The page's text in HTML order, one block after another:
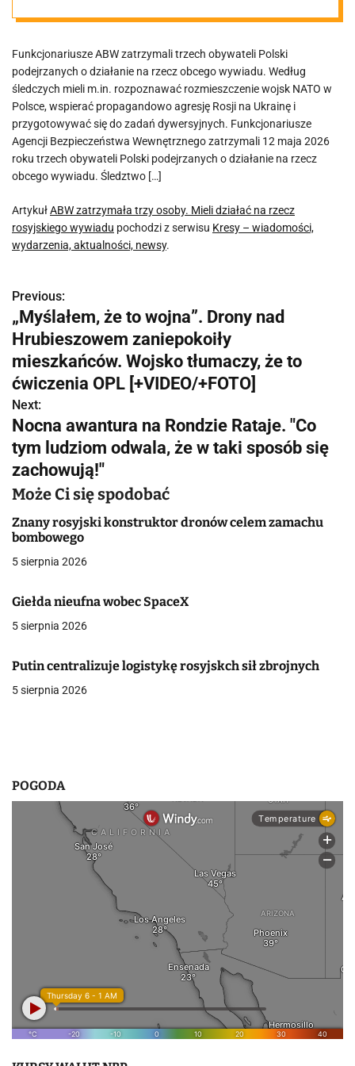
rosyjskiego
wywiadu
Funkcjonariusze ABW zatrzymali trzech obywateli Polski
podejrzanych o działanie na rzecz obcego wywiadu. Według
śledczych mieli m.in. rozpoznawać rozmieszczenie wojsk NATO w
Polsce, wspierać propagandowo agresję Rosji na Ukrainę i
przygotowywać się do zadań dywersyjnych. Funkcjonariusze
Agencji Bezpieczeństwa Wewnętrznego zatrzymali 12 maja 2026
roku trzech obywateli Polski podejrzanych o działanie na rzecz
obcego wywiadu. Śledztwo […]
ArtykułABW zatrzymała trzy osoby. Mieli działać na rzecz
rosyjskiego wywiadu pochodzi z serwisu Kresy – wiadomości,
wydarzenia, aktualności, newsy.
N
a
w
i
g
a
c
j
a
w
p
i
s
u
Previous:
„Myślałem, że to wojna”. Drony nad
Hrubieszowem zaniepokoiły
mieszkańców. Wojsko tłumaczy, że to
ćwiczenia OPL [+VIDEO/+FOTO]
Next:
Nocna awantura na Rondzie Rataje. "Co
tym ludziom odwala, że w taki sposób się
zachowują!"
Może Ci się spodobać
Znany rosyjski konstruktor dronów celem zamachu
bombowego
5 sierpnia 2026
Giełda nieufna wobec SpaceX
5 sierpnia 2026
Putin centralizuje logistykę rosyjskch sił zbrojnych
5 sierpnia 2026
POGODA